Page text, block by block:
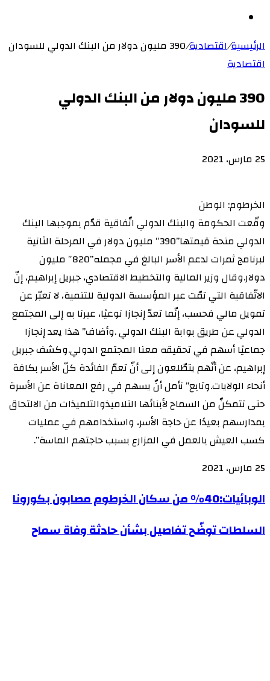
الرئيسية/اقتصادية/390 مليون دولار من البنك الدولي للسودان
اقتصادية
390 مليون دولار من البنك الدولي
للسودان
25 مارس، 2021
الخرطوم: الوطن
وقّعت الحكومة والبنك الدولي اتّفاقية قدّم بموجبها البنك
الدولي منحة قيمتها”390″ مليون دولار في المرحلة الثانية
لبرنامج ثمرات لدعم الأسر البالغ في مجمله”820″ مليون
دولار.وقال وزير المالية والتخطيط الاقتصادي، جبريل إبراهيم، إنّ
الاتّفاقية التي تمّت عبر المؤسسة الدولية للتنمية، لا تعبّر عن
تمويل مالي فحسب، إنّما تعدّ إنجازا نوعيًا، عبرنا به إلى المجتمع
الدولي عن طريق بوابة البنك الدولي .وأضاف” هذا يعد إنجازا
جماعيًا أسهم في تحقيقه معنا المجتمع الدولي.وكشف جبريل
إبراهيم، عن أنّهم يتطّلعون إلى أنّ تعمّ الفائدة كلّ الأسر بكافة
أنحاء الولايات.وتابع” نأمل أنّ يسهم في رفع المعاناة عن الأسرة
حتى تتمكنّ من السماح لأبنائها التلاميذوالتلميذات من الالتحاق
بمدارسهم بعيدًا عن حاجة الأسر، واستخدامهم في عمليات
كسب العيش بالعمل في المزارع بسبب حاجتهم الماسة”.
25 مارس، 2021
الوبائيات:40%
سكان
الوبائيات:40% من سكان الخرطوم مصابون بكورونا
السلطات
السلطات توضّح تفاصيل بشأن حادثة وفاة سماح